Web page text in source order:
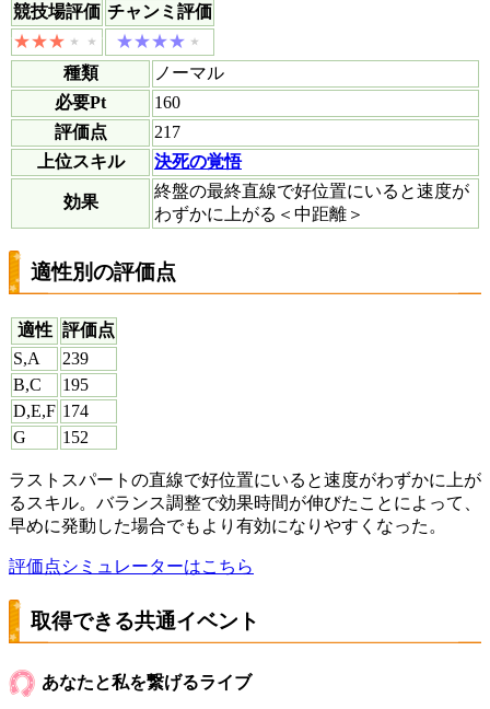
競技場評価 チャンミ評価
種類
ノーマル
必要Pt
160
評価点
217
上位スキル
決死の覚悟
効果
終盤の最終直線で好位置にいると速度が
わずかに上がる＜中距離＞
適性別の評価点
適性 評価点
S,A
239
B,C
195
D,E,F 174
G
152
ラストスパートの直線で好位置にいると速度がわずかに上が
るスキル。バランス調整で効果時間が伸びたことによって、
早めに発動した場合でもより有効になりやすくなった。
評価点シミュレーターはこちら
取得できる共通イベント
あなたと私を繋げるライブ